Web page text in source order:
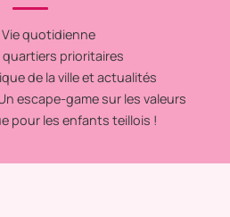
Vie quotidienne
quartiers prioritaires
de la ville et actualités
escape-game sur les valeurs
pour les enfants teillois !